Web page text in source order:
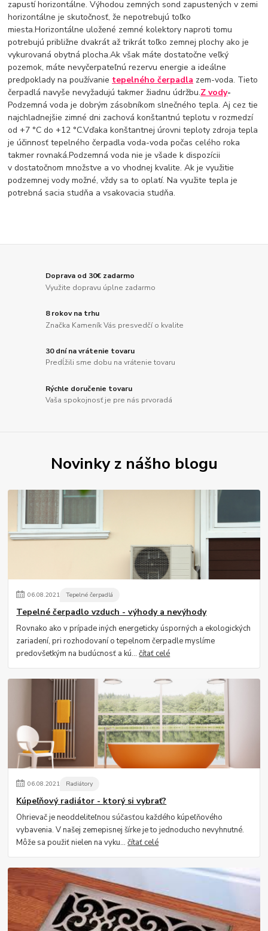
zapustí horizontálne. Výhodou zemných sond zapustených v zemi
horizontálne je skutočnosť, že nepotrebujú toľko
miesta.Horizontálne uložené zemné kolektory naproti tomu
potrebujú približne dvakrát až trikrát toľko zemnej plochy ako je
vykurovaná obytná plocha.Ak však máte dostatočne veľký
pozemok, máte nevyčerpateľnú rezervu energie a ideálne
predpoklady na používanie tepelného čerpadla zem-voda. Tieto
čerpadlá navyše nevyžadujú takmer žiadnu údržbu.Z vody-
Podzemná voda je dobrým zásobníkom slnečného tepla. Aj cez tie
najchladnejšie zimné dni zachová konštantnú teplotu v rozmedzí
od +7 °C do +12 °C.Vďaka konštantnej úrovni teploty zdroja tepla
je účinnosť tepelného čerpadla voda-voda počas celého roka
takmer rovnaká.Podzemná voda nie je všade k dispozícii
v dostatočnom množstve a vo vhodnej kvalite. Ak je využitie
podzemnej vody možné, vždy sa to oplatí. Na využite tepla je
potrebná sacia studňa a vsakovacia studňa.
Doprava od 30€ zadarmo
Využite dopravu úplne zadarmo
8 rokov na trhu
Značka Kameník Vás presvedčí o kvalite
30 dní na vrátenie tovaru
Predĺžili sme dobu na vrátenie tovaru
Rýchle doručenie tovaru
Vaša spokojnosť je pre nás prvoradá
Novinky z nášho blogu
06.08.2021 Tepelné čerpadlá
Tepelné čerpadlo vzduch - výhody a nevýhody
Rovnako ako v prípade iných energeticky úsporných a ekologických
zariadení, pri rozhodovaní o tepelnom čerpadle myslíme
predovšetkým na budúcnosť a kú...čítať celé
06.08.2021 Radiátory
Kúpeľňový radiátor - ktorý si vybrať?
Ohrievač je neoddeliteľnou súčasťou každého kúpeľňového
vybavenia. V našej zemepisnej šírke je to jednoducho nevyhnutné.
Môže sa použiť nielen na vyku...čítať celé